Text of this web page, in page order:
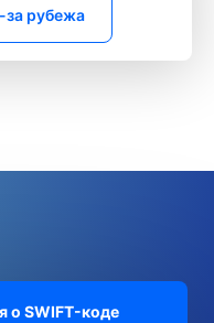
за рубежа
о SWIFT-коде